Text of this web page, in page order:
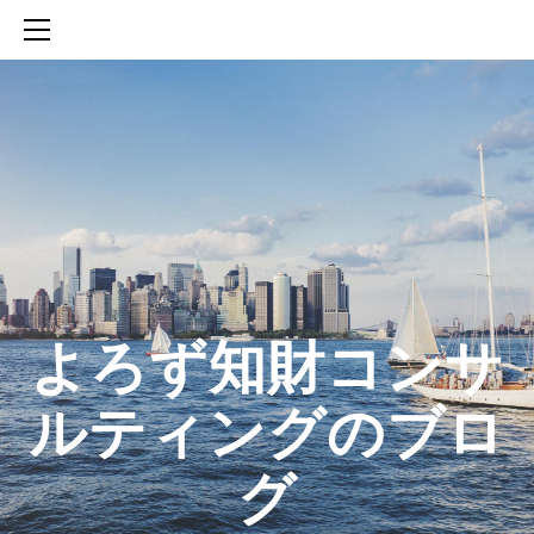
​よろず知財コンサ
ルティングのブロ
グ
SERVICES
知財活動のROICへの貢献
生成AIを活用した知財戦略の策定方法
生成AIとの「壁打ち」で、新たな発明を創出する方法